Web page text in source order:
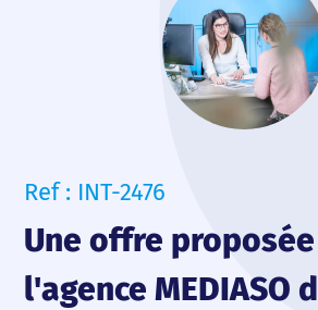
Ref : INT-2476
Une offre
l'agence MEDIASO